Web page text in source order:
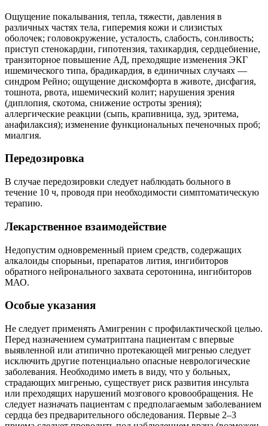
Ощущение покалывания, тепла, тяжести, давления в
различных частях тела, гиперемия кожи и слизистых
оболочек; головокружение, усталость, слабость, сонливость;
приступ стенокардии, гипотензия, тахикардия, сердцебиение,
транзиторное повышение АД, преходящие изменения ЭКГ
ишемического типа, брадикардия, в единичных случаях —
синдром Рейно; ощущение дискомфорта в животе, дисфагия,
тошнота, рвота, ишемический колит; нарушения зрения
(диплопия, скотома, снижение остроты зрения);
аллергические реакции (сыпь, крапивница, зуд, эритема,
анафилаксия); изменение функциональных печеночных проб;
миалгия.
Передозировка
В случае передозировки следует наблюдать больного в
течение 10 ч, проводя при необходимости симптоматическую
терапию.
Лекарственное взаимодействие
Недопустим одновременный прием средств, содержащих
алкалоиды спорыньи, препаратов лития, ингибиторов
обратного нейронального захвата серотонина, ингибиторов
МАО.
Особые указания
Не следует применять Амигренин с профилактической целью.
Перед назначением суматриптана пациентам с впервые
выявленной или атипично протекающей мигренью следует
исключить другие потенциально опасные неврологические
заболевания. Необходимо иметь в виду, что у больных,
страдающих мигренью, существует риск развития инсульта
или преходящих нарушений мозгового кровообращения. Не
следует назначать пациентам с предполагаемым заболеванием
сердца без предварительного обследования. Первые 2–3